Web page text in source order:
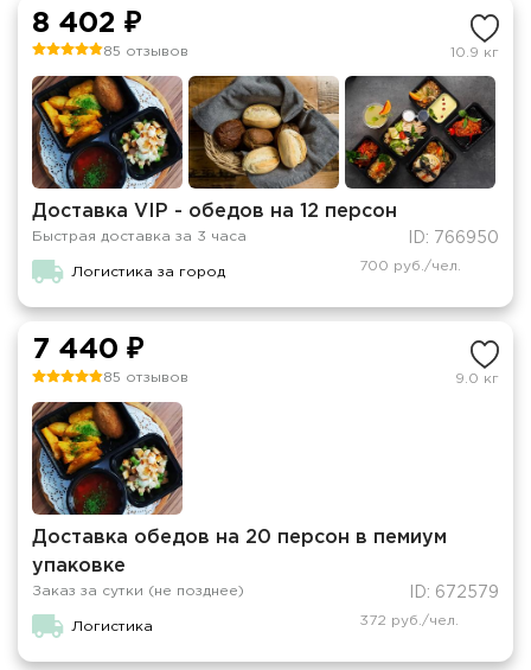
8 402 ₽
85 отзывов 10.9 кг
Доставка VIP - обедов на 12 персон
Быстрая доставка за 3 часа ID: 766950
Логистика за город 700 руб./чел.
7 440 ₽
85 отзывов 9.0 кг
Доставка обедов на 20 персон в пемиум
упаковке
Заказ за сутки (не позднее) ID: 672579
Логистика 372 руб./чел.